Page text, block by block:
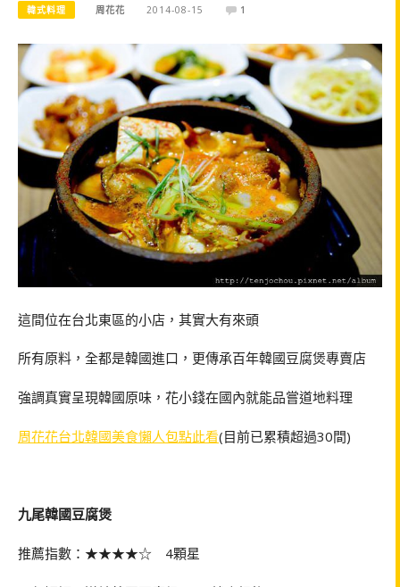
韓式料理 周花花 2014-08-15 1
這間位在台北東區的小店，其實大有來頭
所有原料，全都是韓國進口，更傳承百年韓國豆腐煲專賣店
強調真實呈現韓國原味，花小錢在國內就能品嘗道地料理
周花花台北韓國美食懶人包點此看(目前已累積超過30間)
九尾韓國豆腐煲
推薦指數：★★★★☆ 4顆星